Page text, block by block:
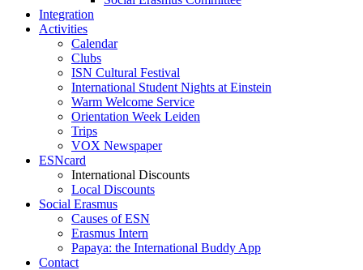
Integration
Activities
Calendar
Clubs
ISN Cultural Festival
International Student Nights at Einstein
Warm Welcome Service
Orientation Week Leiden
Trips
VOX Newspaper
ESNcard
International Discounts
Local Discounts
Social Erasmus
Causes of ESN
Erasmus Intern
Papaya: the International Buddy App
Contact